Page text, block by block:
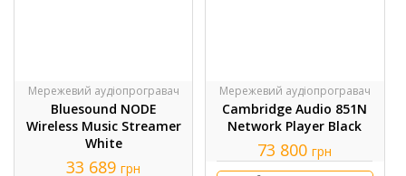
Мережевий аудіопрогравач
Bluesound NODE
Wireless Music Streamer
White
33 689 грн
Мережевий аудіопрогравач
Cambridge Audio 851N
Network Player Black
73 800 грн